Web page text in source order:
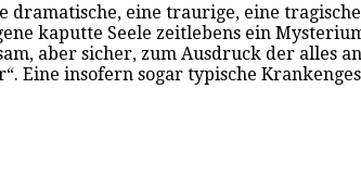
dramatische, eine traurige, eine
kaputte Seele zeitlebens ein
aber sicher, zum Ausdruck der alles
Eine insofern sogar typische